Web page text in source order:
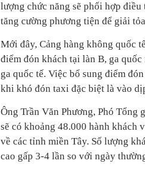
lượng chức năng sẽ phối hợp
tăng cường phương tiện để giải
Mới đây, Cảng hàng không quốc
điểm đón khách tại làn B, ga
ga quốc tế. Việc bổ sung điểm
khi khó đón taxi đặc biệt là vào
Ông Trần Văn Phương, Phó Tổng
sẽ có khoảng 48.000 hành khách
về các tỉnh miền Tây. Số lượng
cao gấp 3-4 lần so với ngày